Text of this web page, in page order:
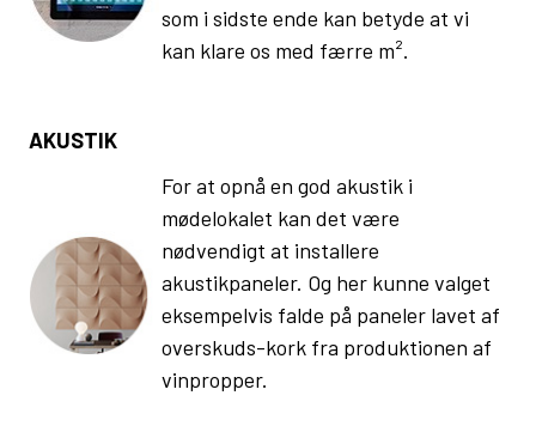
som i sidste ende kan betyde at vi
kan klare os med færre m².
AKUSTIK
For at opnå en god akustik i
mødelokalet kan det være
nødvendigt at installere
akustikpaneler. Og her kunne valget
eksempelvis falde på paneler lavet af
overskuds-kork fra produktionen af
vinpropper.